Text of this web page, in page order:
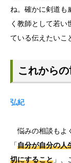
ね。確かに剣道も
く教師として若い
ている伝えたいこ
これから
弘紀
悩みの相談もよ
「 自分が自分の人
切にすること 」、